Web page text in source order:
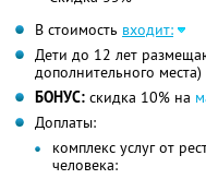
В стоимость входит:
Дети до 12 лет
дополнительного места)
БОНУС: скидка 10% на
Доплаты:
комплекс услуг от
человека: